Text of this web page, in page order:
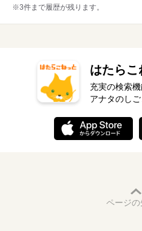
持ち物
※3件まで履歴が残ります。
はたらこ
充実の検索
アナタのし
ページ